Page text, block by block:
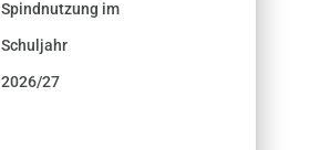
Spindnutzung im
Schuljahr
2026/27